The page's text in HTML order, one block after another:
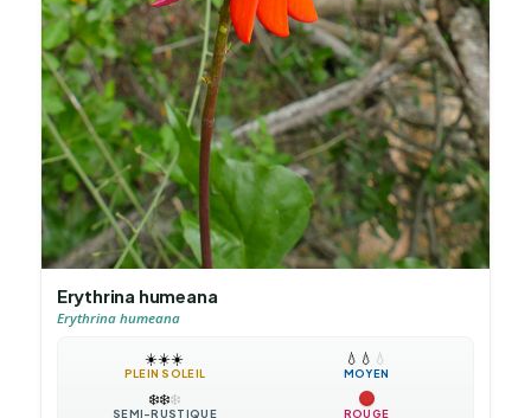
Erythrina humeana
Erythrina humeana
☀️☀️☀️
PLEIN SOLEIL
💧 💧 💧
MOYEN
❄️❄️❄️
SEMI-RUSTIQUE ROUGE